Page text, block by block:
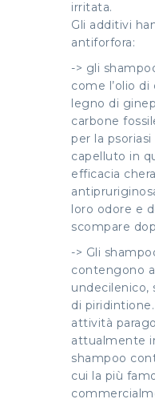
irritata.
Gli additivi
antiforfora:
-> gli
come l’olio
legno di
carbone
per la
capelluto in
efficacia
loro odore e
scompare
-> Gli
contengono
undecilenico,
di
attività
attualmente
shampoo
cui la più